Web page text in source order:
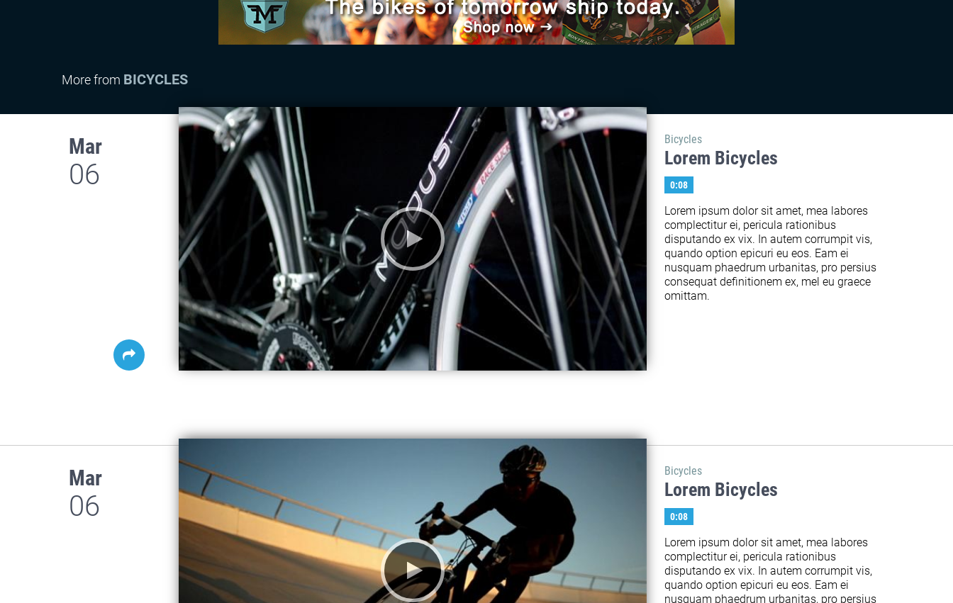
More from BICYCLES
Mar
06
Bicycles
Lorem Bicycles
0:08
Lorem ipsum dolor sit amet, mea labores
complectitur ei, pericula rationibus
disputando ex vix. In autem corrumpit vis,
quando option epicuri eu eos. Eam ei
nusquam phaedrum urbanitas, pro persius
consequat definitionem ex, mel eu graece
omittam.
Mar
06
Bicycles
Lorem Bicycles
0:08
Lorem ipsum dolor sit amet, mea labores
complectitur ei, pericula rationibus
disputando ex vix. In autem corrumpit vis,
quando option epicuri eu eos. Eam ei
nusquam phaedrum urbanitas, pro persius